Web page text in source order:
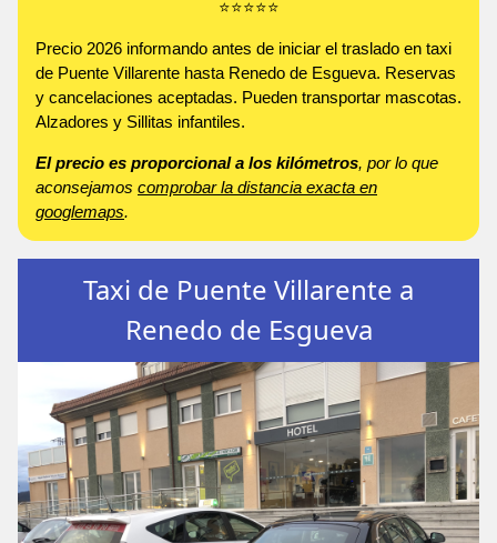
⭐️⭐️⭐️⭐️⭐️
Precio 2026 informando antes de iniciar el traslado en taxi
de Puente Villarente hasta Renedo de Esgueva. Reservas
y cancelaciones aceptadas. Pueden transportar mascotas.
Alzadores y Sillitas infantiles.
El precio es proporcional a los kilómetros, por lo que
aconsejamos comprobar la distancia exacta en
googlemaps.
Taxi de Puente Villarente a
Renedo de Esgueva